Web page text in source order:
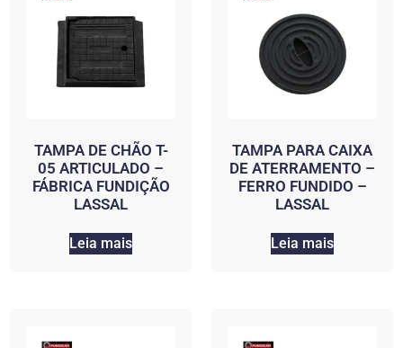
TAMPA DE CHÃO T-
05 ARTICULADO –
FÁBRICA FUNDIÇÃO
LASSAL
Leia mais
TAMPA PARA CAIXA
DE ATERRAMENTO –
FERRO FUNDIDO –
LASSAL
Leia mais